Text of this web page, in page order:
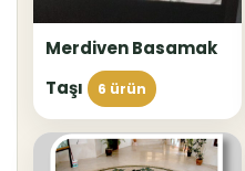
Merdiven Basamak
Taşı
6 ürün